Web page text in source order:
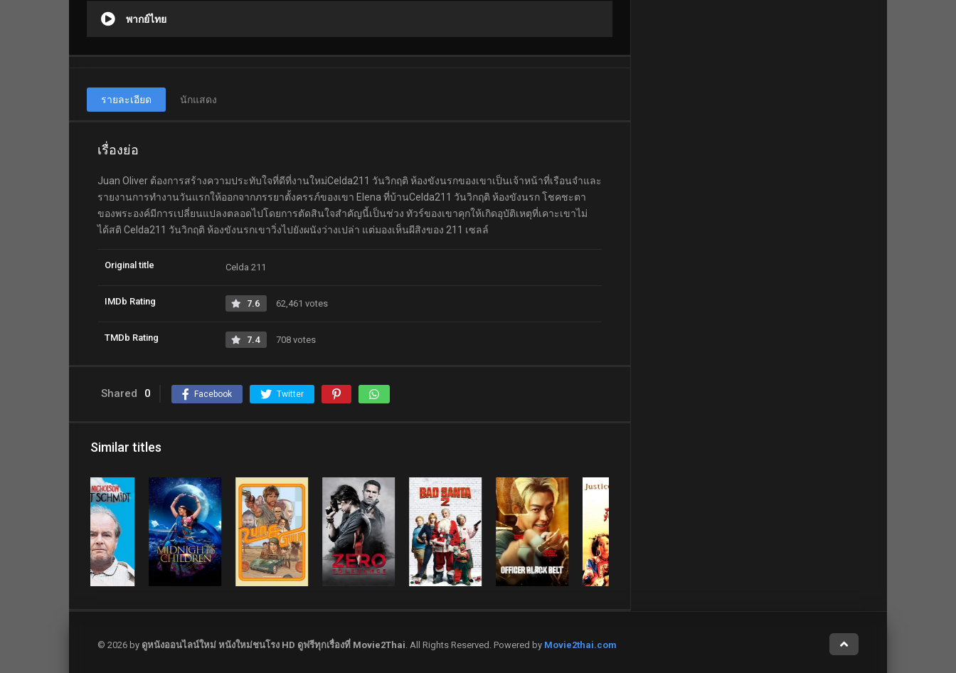
พากย์ไทย
รายละเอียด นักแสดง
เรื่องย่อ
Juan Oliver ต้องการสร้างความประทับใจที่ดีที่งานใหม่Celda211 วันวิกฤติ ห้องขังนรกของเขาเป็นเจ้าหน้าที่เรือนจำและ
รายงานการทำงานวันแรกให้ออกจากภรรยาตั้งครรภ์ของเขา Elena ที่บ้านCelda211 วันวิกฤติ ห้องขังนรก โชคชะตา
ของพระองค์มีการเปลี่ยนแปลงตลอดไปโดยการตัดสินใจสำคัญนี้เป็นช่วง ทัวร์ของเขาคุกให้เกิดอุบัติเหตุที่เคาะเขาไม่
ได้สติ Celda211 วันวิกฤติ ห้องขังนรกเขาวิ่งไปยังผนังว่างเปล่า แต่มองเห็นผีสิงของ 211 เซลล์
Original title Celda 211
IMDb Rating 7.6 62,461 votes
TMDb Rating 7.4 708 votes
Shared 0 Facebook Twitter
Similar titles
© 2026 by ดูหนังออนไลน์ใหม่ หนังใหม่ชนโรง HD ดูฟรีทุกเรื่องที่ Movie2Thai . All Rights Reserved. Powered by Movie2thai.com